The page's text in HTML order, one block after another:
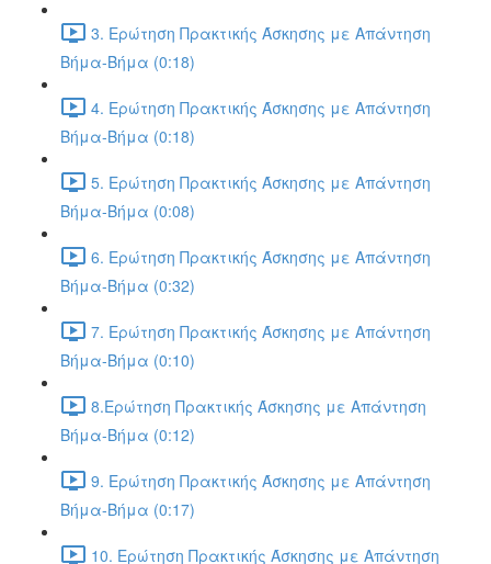
3. Ερώτηση Πρακτικής Άσκησης με Απάντηση
Βήμα-Βήμα (0:18)
4. Ερώτηση Πρακτικής Άσκησης με Απάντηση
Βήμα-Βήμα (0:18)
5. Ερώτηση Πρακτικής Άσκησης με Απάντηση
Βήμα-Βήμα (0:08)
6. Ερώτηση Πρακτικής Άσκησης με Απάντηση
Βήμα-Βήμα (0:32)
7. Ερώτηση Πρακτικής Άσκησης με Απάντηση
Βήμα-Βήμα (0:10)
8.Ερώτηση Πρακτικής Άσκησης με Απάντηση
Βήμα-Βήμα (0:12)
9. Ερώτηση Πρακτικής Άσκησης με Απάντηση
Βήμα-Βήμα (0:17)
10. Ερώτηση Πρακτικής Άσκησης με Απάντηση